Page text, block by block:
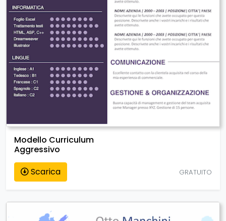
Modello Curriculum
Aggressivo
Scarica
GRATUITO